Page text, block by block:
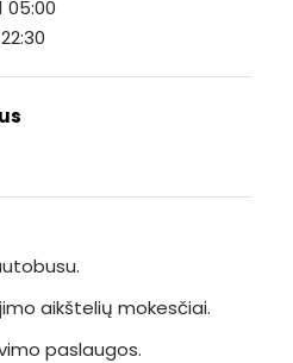
05:00
aikštelių mokesčiai.
paslaugos.